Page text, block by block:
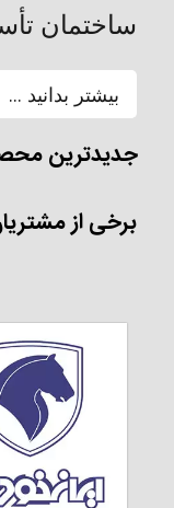
ساختمان
بیشتر بدانید ...
جدیدترین
برخی از